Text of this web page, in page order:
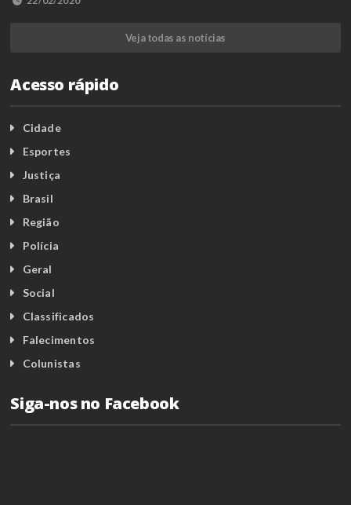
Veja todas as notícias
Acesso rápido
Cidade
Esportes
Justiça
Brasil
Região
Polícia
Geral
Social
Classificados
Falecimentos
Colunistas
Siga-nos no Facebook